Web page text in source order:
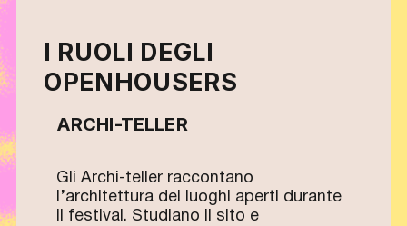
I RUOLI DEGLI
OPENHOUSERS
ARCHI-TELLER
Gli Archi-teller raccontano
l’architettura dei luoghi aperti durante
il festival. Studiano il sito e